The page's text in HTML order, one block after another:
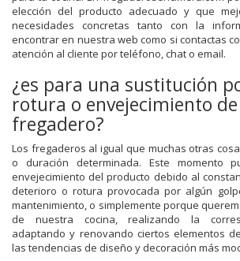
elección del producto adecuado y que
necesidades concretas tanto con la
encontrar en nuestra web como si contactas
atención al cliente por teléfono, chat o email.
¿es para una sustitución
rotura o envejecimiento
fregadero?
Los fregaderos al igual que muchas otras
o duración determinada. Este momento
envejecimiento del producto debido al
deterioro o rotura provocada por algún
mantenimiento, o simplemente porque
de nuestra cocina, realizando la
adaptando y renovando ciertos elementos
las tendencias de diseño y decoración más